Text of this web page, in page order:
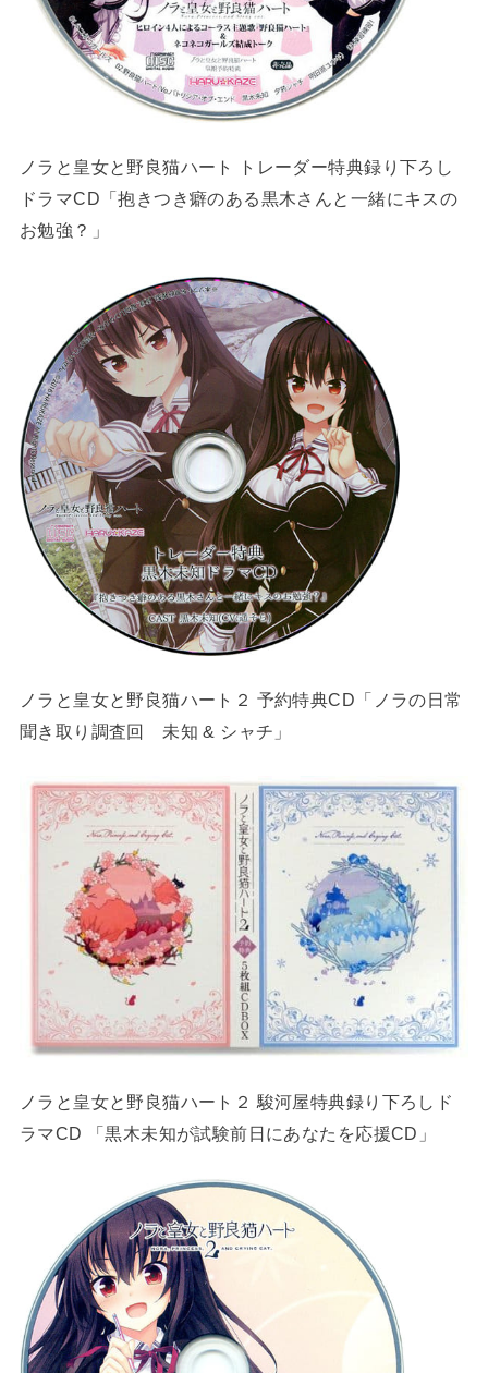
ノラと皇女と野良猫ハート トレーダー特典録り下ろし
ドラマCD「抱きつき癖のある黒木さんと一緒にキスの
お勉強？」
ノラと皇女と野良猫ハート２ 予約特典CD「ノラの日常
聞き取り調査回 未知 & シャチ」
ノラと皇女と野良猫ハート２ 駿河屋特典録り下ろしド
ラマCD 「黒木未知が試験前日にあなたを応援CD」